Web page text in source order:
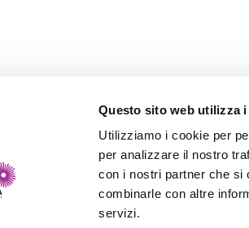
Questo sito web utilizza
Utilizziamo i cookie per
per analizzare il nostro
con i nostri partner che si
combinarle con altre
servizi.